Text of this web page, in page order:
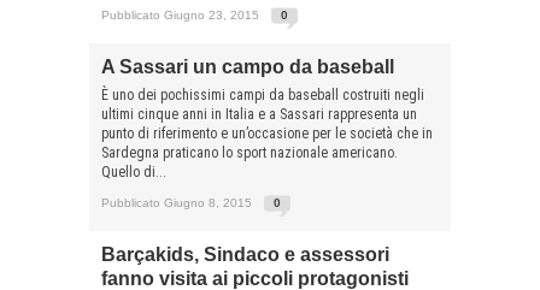
Pubblicato Giugno 23, 2015 0
A Sassari un campo da baseball
È uno dei pochissimi campi da baseball costruiti negli
ultimi cinque anni in Italia e a Sassari rappresenta un
punto di riferimento e un’occasione per le società che in
Sardegna praticano lo sport nazionale americano.
Quello di...
Pubblicato Giugno 8, 2015 0
Barçakids, Sindaco e assessori
fanno visita ai piccoli protagonisti